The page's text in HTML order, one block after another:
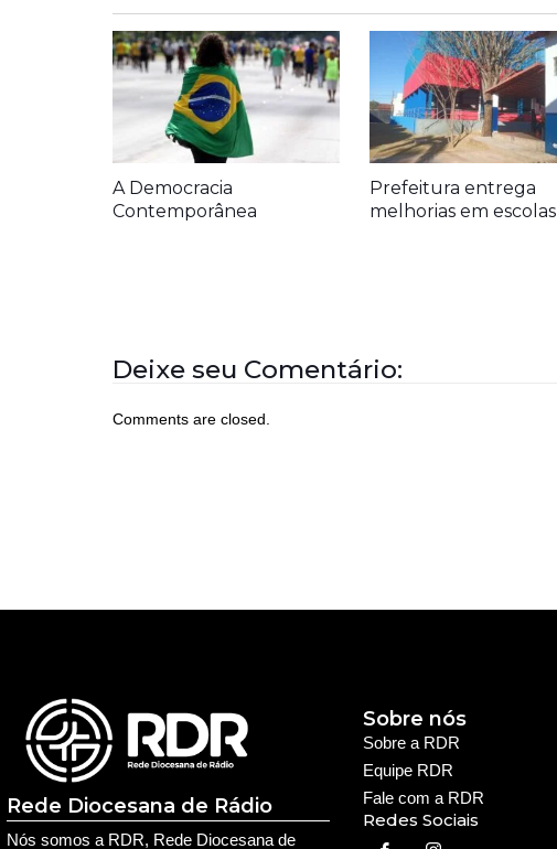
A Democracia
Contemporânea
Prefeitura entrega
melhorias em escolas
Deixe seu Comentário:
Comments are closed.
Rede Diocesana de Rádio
Nós somos a RDR, Rede Diocesana de
Sobre a RDR
Equipe RDR
Fale com a RDR
Redes Sociais
Sobre nós